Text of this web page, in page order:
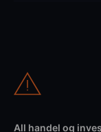
All handel og